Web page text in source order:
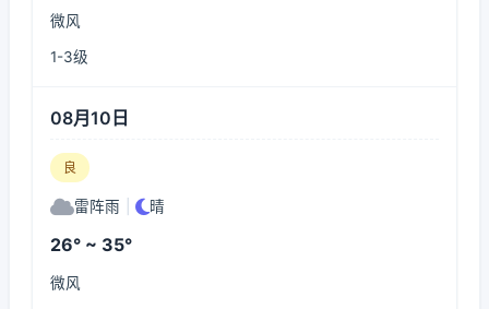
微风
1-3级
08月10日
良
雷阵雨 晴
26° ~ 35°
微风